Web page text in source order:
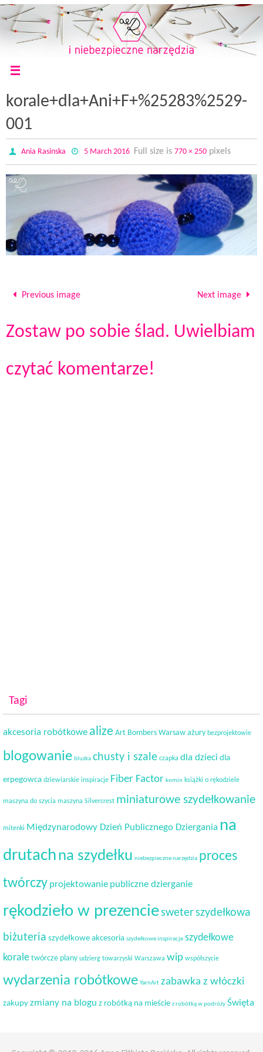
korale+dla+Ani+F+%25283%2529-
001
Ania Rasinska 5 March 2016 Full size is 770 × 250pixels
Previous image Next image
Zostaw po sobie ślad. Uwielbiam
czytać komentarze!
Tagi
akcesoria robótkowe alize Art Bombers Warsaw ażury bezprojektowie
blogowanie bluzka chusty i szale czapka dla dzieci dla
erpegowca dziewiarskie inspiracje Fiber Factor komin książki o rękodziele
maszyna do szycia maszyna Silvercrest miniaturowe szydełkowanie
mitenki Międzynarodowy Dzień Publicznego Dziergania na
drutachna szydełku niebezpieczne narzędzia proces
twórczy projektowanie publiczne dzierganie
rękodzieło w prezenciesweterszydełkowa
biżuteria szydełkowe akcesoria szydełkowe inspiracje szydełkowe
korale twórcze plany udzierg towarzyski Warszawa wip współszycie
wydarzenia robótkowe YarnArt zabawka z włóczki
zakupy zmiany na blogu z robótką na mieście z robótką w podróży Święta